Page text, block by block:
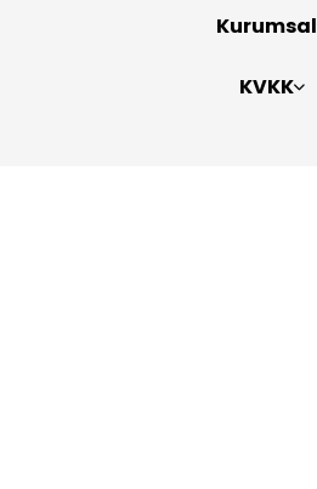
Kurumsal
KVKK